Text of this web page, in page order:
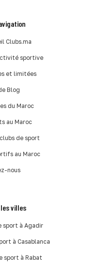
Clubs.ma
sportive
et limitées
Blog
du Maroc
au Maroc
de sport
au Maroc
nous
villes
sport à Agadir
à Casablanca
sport à Rabat